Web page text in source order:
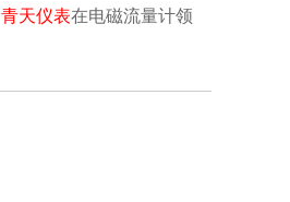
青天仪表在电磁流量计领